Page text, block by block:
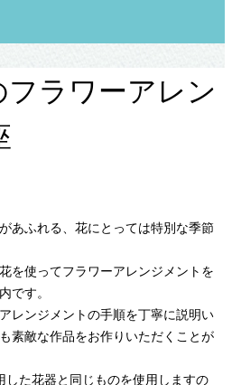
フラワーアレン
あふれる、花にとっては特別な季節
を使ってフラワーアレンジメントを
です。
レンジメントの手順を丁寧に説明い
素敵な作品をお作りいただくことが
た花器と同じものを使用しますの